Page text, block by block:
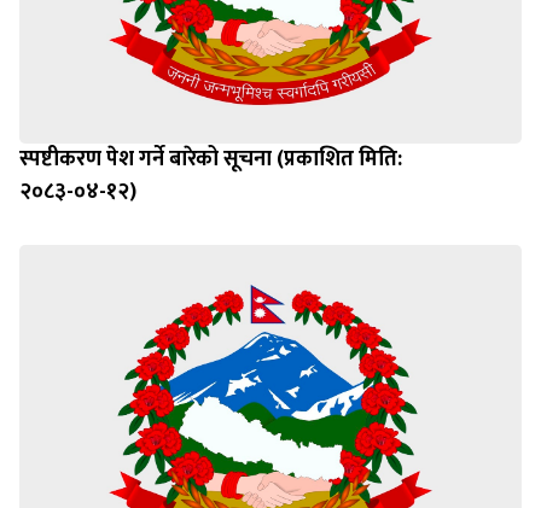
स्पष्टीकरण पेश गर्ने बारेको सूचना (प्रकाशित मिति:
२०८३-०४-१२)